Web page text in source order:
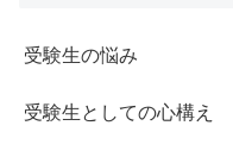
受験生の悩み
受験生としての心構え